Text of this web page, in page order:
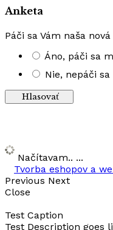
Anketa
Páči sa Vám naša
Áno, páči sa
Nie, nepáči sa
Načítavam.. ...
Tvorba eshopov a
Previous Next
Close
Test Caption
Test Description goes